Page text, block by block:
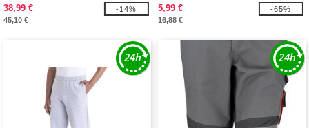
38,99 €
45,10 €
-14%
5,99 €
16,88 €
-65%